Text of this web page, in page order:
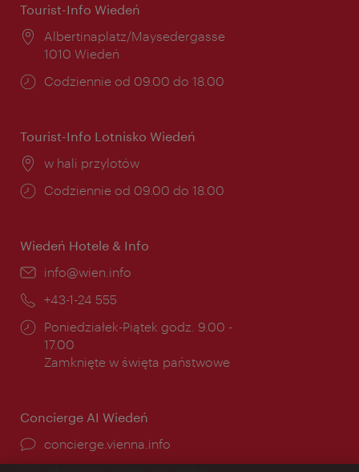
Tourist-Info Wiedeń
Miejsce:
Albertinaplatz/Maysedergasse
1010 Wiedeń
Godziny
Codziennie od 09.00 do 18.00
Tourist-Info Lotnisko Wiedeń
Miejsce:
w hali przylotów
Godziny
Codziennie od 09.00 do 18.00
Wiedeń Hotele & Info
E-
info@wien.info
Telefon:
+43-1-24 555
Godziny
otwarcia:
Poniedziałek-Piątek godz. 9.00 -
17.00
Zamknięte w święta państwowe
Concierge AI Wiedeń
concierge.vienna.info